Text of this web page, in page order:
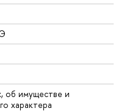
об имуществе и
характера